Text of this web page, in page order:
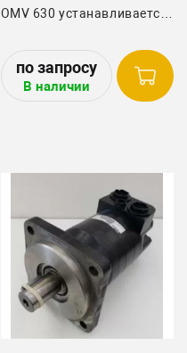
OMV 630 устанавливается
комбайнах Holmer арт.
1063017438 и Ropa арт.
272016.
В наличии